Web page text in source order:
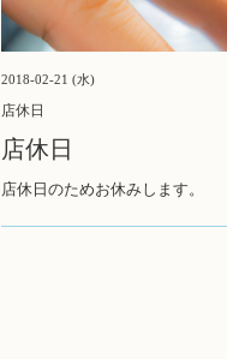
2018-02-21 (水)
店休日
店休日
店休日のためお休みします。